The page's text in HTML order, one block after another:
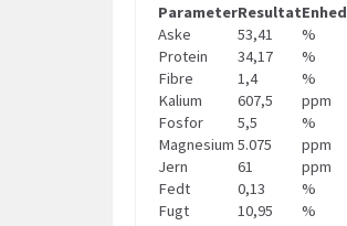
ParameterResultatEnhed
Aske
53,41
%
Protein
34,17
%
Fibre
1,4
%
Kalium
607,5
ppm
Fosfor
5,5
%
Magnesium 5.075
ppm
Jern
61
ppm
Fedt
0,13
%
Fugt
10,95
%